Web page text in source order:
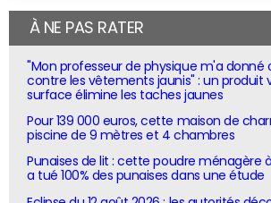
À NE PAS RATER
"Mon professeur de physique m'a donné
contre les vêtements jaunis" : un produit
surface élimine les taches jaunes
Pour 139 000 euros, cette maison de
piscine de 9 mètres et 4 chambres
Punaises de lit : cette poudre ménagère
a tué 100% des punaises dans une étude